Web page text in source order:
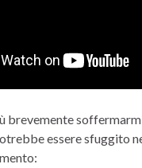
brevemente
essere sfuggito